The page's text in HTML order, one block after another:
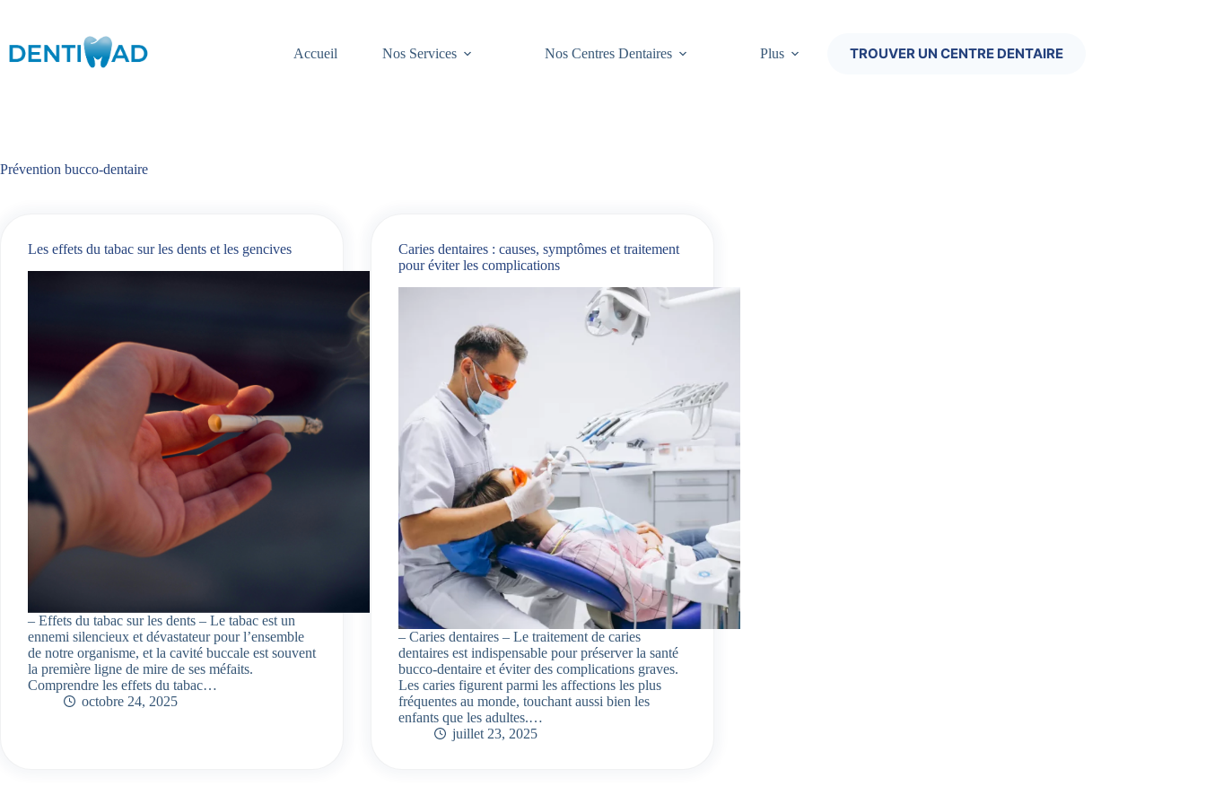
Accueil
Nos Services Nos Centres Dentaires Plus TROUVER UN CENTRE DENTAIRE
Prévention bucco-dentaire
Les effets du tabac sur les dents et les gencives
– Effets du tabac sur les dents – Le tabac est un
ennemi silencieux et dévastateur pour l’ensemble
de notre organisme, et la cavité buccale est souvent
la première ligne de mire de ses méfaits.
Comprendre les effets du tabac…
octobre 24, 2025
Caries dentaires : causes, symptômes et traitement
pour éviter les complications
– Caries dentaires – Le traitement de caries
dentaires est indispensable pour préserver la santé
bucco-dentaire et éviter des complications graves.
Les caries figurent parmi les affections les plus
fréquentes au monde, touchant aussi bien les
enfants que les adultes.…
juillet 23, 2025